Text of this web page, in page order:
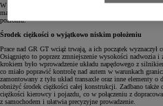
W centrum prac konstrukcyjnych znalazły się trzy filary:
masy przy jednoczesnym zwiększeniu sztywności
poziomu.
Środek ciężkości o wyjątkowo niskim położeniu
Prace nad GR GT wciąż trwają, a ich początek wyznaczył
Osiągnięto to poprzez zmniejszenie wysokości nadwozia
krokiem było wprowadzenie układu napędowego z
co miało poprawić kontrolę nad autem w warunkach
zamontowany z tyłu układ transaxle oraz inne elementy
obniżyć środek ciężkości całej konstrukcji. Zadbano
ciężkości kierowcy i pojazdu, co w połączeniu z
z samochodem i ułatwia precyzyjne prowadzenie.